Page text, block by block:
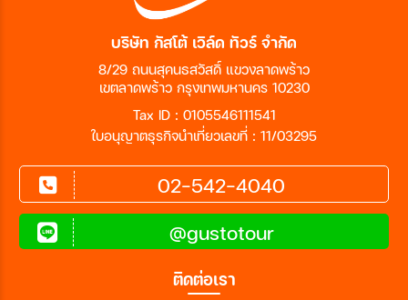
บริษัท กัสโต้ เวิล์ด ทัวร์ จำกัด
8/29 ถนนสุคนธสวัสดิ์ แขวงลาดพร้าว
เขตลาดพร้าว กรุงเทพมหานคร 10230
Tax ID : 0105546111541
ใบอนุญาตธุรกิจนำเที่ยวเลขที่ : 11/03295
02-542-4040
@gustotour
ติดต่อเรา